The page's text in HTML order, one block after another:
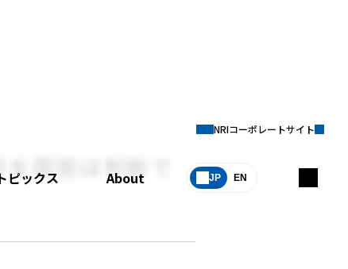
ピックス About JP EN
NRIコーポレートサイト
国民は判断で